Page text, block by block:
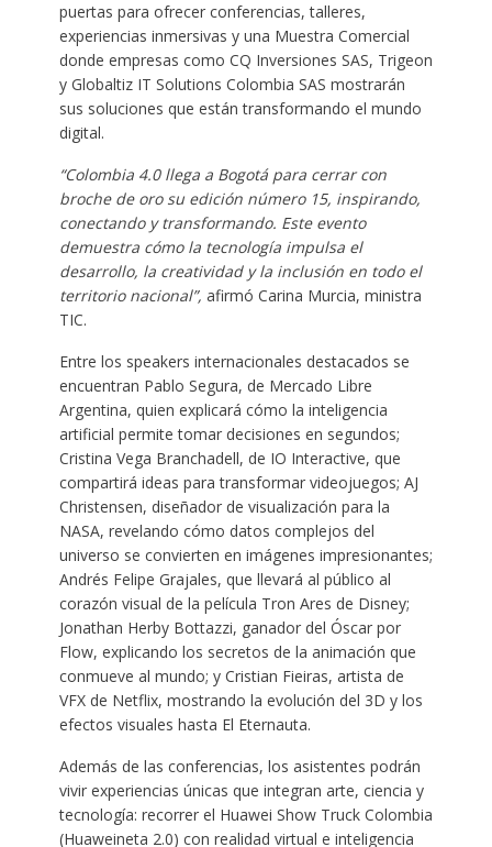
puertas para ofrecer conferencias, talleres,
experiencias inmersivas y una Muestra Comercial
donde empresas como CQ Inversiones SAS, Trigeon
y Globaltiz IT Solutions Colombia SAS mostrarán
sus soluciones que están transformando el mundo
digital.
“Colombia 4.0 llega a Bogotá para cerrar con
broche de oro su edición número 15, inspirando,
conectando y transformando. Este evento
demuestra cómo la tecnología impulsa el
desarrollo, la creatividad y la inclusión en todo el
territorio nacional”, afirmó Carina Murcia, ministra
TIC.
Entre los speakers internacionales destacados se
encuentran Pablo Segura, de Mercado Libre
Argentina, quien explicará cómo la inteligencia
artificial permite tomar decisiones en segundos;
Cristina Vega Branchadell, de IO Interactive, que
compartirá ideas para transformar videojuegos; AJ
Christensen, diseñador de visualización para la
NASA, revelando cómo datos complejos del
universo se convierten en imágenes impresionantes;
Andrés Felipe Grajales, que llevará al público al
corazón visual de la película Tron Ares de Disney;
Jonathan Herby Bottazzi, ganador del Óscar por
Flow, explicando los secretos de la animación que
conmueve al mundo; y Cristian Fieiras, artista de
VFX de Netflix, mostrando la evolución del 3D y los
efectos visuales hasta El Eternauta.
Además de las conferencias, los asistentes podrán
vivir experiencias únicas que integran arte, ciencia y
tecnología: recorrer el Huawei Show Truck Colombia
(Huaweineta 2.0) con realidad virtual e inteligencia